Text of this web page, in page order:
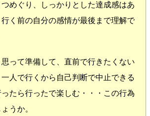
めぐり、しっかりとした達成感はあ
く前の自分の感情が最後まで理解で
って準備して、直前で行きたくない
人で行くから自己判断で中止できる
たら行ったで楽しむ・・・この行為
うか。